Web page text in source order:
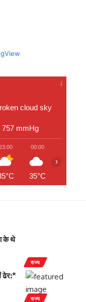
cloud sky
757 mmHg
00:00
35°C
›
राज्य
के थे
राज्य
ढेर:*